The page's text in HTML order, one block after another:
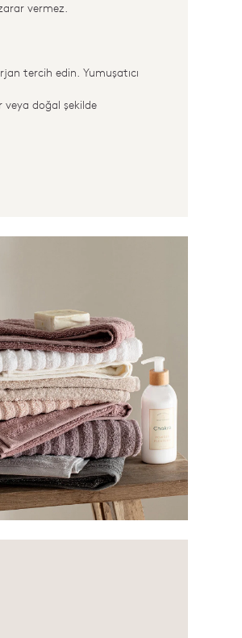
vermez.
tercih edin. Yumuşatıcı
doğal şekilde